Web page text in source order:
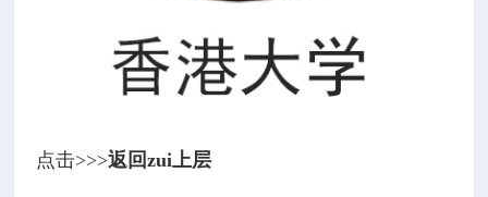
点击>>>返回zui上层